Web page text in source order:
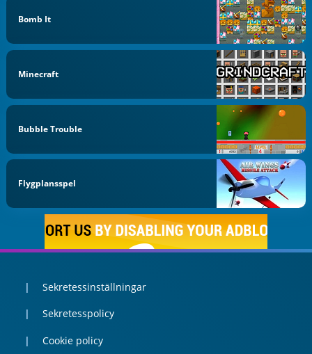
Bomb It
Minecraft
Bubble Trouble
Flygplansspel
Sekretessinställningar
Sekretesspolicy
Cookie policy